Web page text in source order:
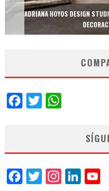
ADRIANA HOYOS DESIGN
Facebook
Twitter
Facebook
Twitter